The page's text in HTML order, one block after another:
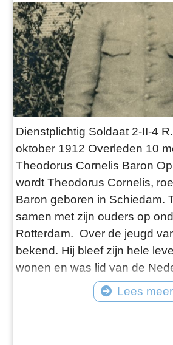
Dienstplichtig Soldaat 2-II-4
oktober 1912 Overleden 10
Theodorus Cornelis Baron
wordt Theodorus Cornelis,
Baron geboren in Schiedam.
samen met zijn ouders op
Rotterdam. Over de jeugd
bekend. Hij bleef zijn hele
wonen en was lid van de
Hervormde kerk. Zijn laatste
adres was de Galileistraat
Lees meer